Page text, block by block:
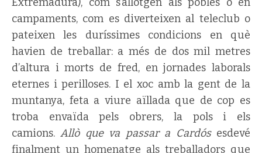
campaments, com es diverteixen al teleclub o
pateixen les duríssimes condicions en què
havien de treballar: a més de dos mil metres
d’altura i morts de fred, en jornades laborals
eternes i perilloses. I el xoc amb la gent de la
muntanya, feta a viure aïllada que de cop es
troba envaïda pels obrers, la pols i els
camions.Allò que va passar a Cardósesdevé
finalment un homenatge als treballadors que